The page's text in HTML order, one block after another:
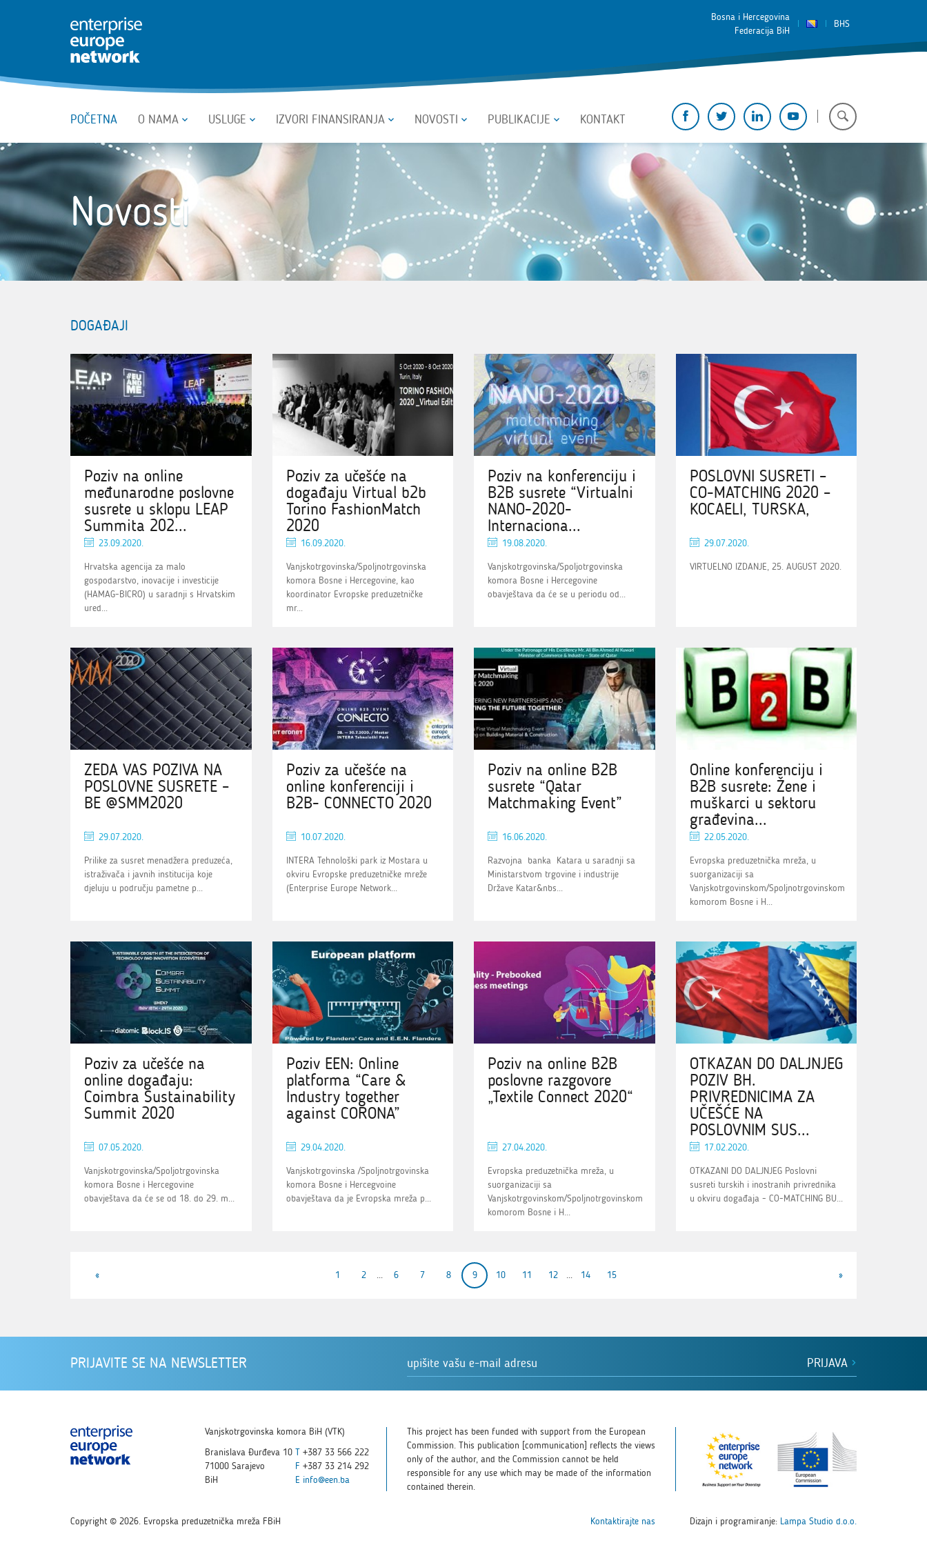
Bosna i Hercegovina
Federacija BiH
BHS
POČETNA O NAMA USLUGE IZVORI FINANSIRANJA NOVOSTI PUBLIKACIJE KONTAKT
Novosti
DOGAĐAJI
Poziv na online
međunarodne poslovne
susrete u sklopu LEAP
Summita 202...
23.09.2020.
Hrvatska agencija za malo
gospodarstvo, inovacije i investicije
(HAMAG-BICRO) u saradnji s Hrvatskim
ured...
Poziv za učešće na
događaju Virtual b2b
Torino FashionMatch
2020
16.09.2020.
Vanjskotrgovinska/Spoljnotrgovinska
komora Bosne i Hercegovine, kao
koordinator Evropske preduzetničke
mr...
Poziv na konferenciju i
B2B susrete “Virtualni
NANO-2020-
Internaciona...
19.08.2020.
Vanjskotrgovinska/Spoljotrgovinska
komora Bosne i Hercegovine
obavještava da će se u periodu od...
POSLOVNI SUSRETI –
CO-MATCHING 2020 –
KOCAELI, TURSKA,
29.07.2020.
VIRTUELNO IZDANJE, 25. AUGUST 2020.
ZEDA VAS POZIVA NA
POSLOVNE SUSRETE –
BE @SMM2020
29.07.2020.
Prilike za susret menadžera preduzeća,
istraživača i javnih institucija koje
djeluju u području pametne p...
Poziv za učešće na
online konferenciji i
B2B- CONNECTO 2020
10.07.2020.
INTERA Tehnološki park iz Mostara u
okviru Evropske preduzetničke mreže
(Enterprise Europe Network...
Poziv na online B2B
susrete “Qatar
Matchmaking Event”
16.06.2020.
Razvojna banka Katara u saradnji sa
Ministarstvom trgovine i industrije
Države Katar&nbs...
Online konferenciju i
B2B susrete: Žene i
muškarci u sektoru
građevina...
22.05.2020.
Evropska preduzetnička mreža, u
suorganizaciji sa
Vanjskotrgovinskom/Spoljnotrgovinskom
komorom Bosne i H...
Poziv za učešće na
online događaju:
Coimbra Sustainability
Summit 2020
07.05.2020.
Vanjskotrgovinska/Spoljotrgovinska
komora Bosne i Hercegovine
obavještava da će se od 18. do 29. m...
Poziv EEN: Online
platforma “Care &
Industry together
against CORONA”
29.04.2020.
Vanjskotrgovinska /Spoljnotrgovinska
komora Bosne i Hercegvoine
obavještava da je Evropska mreža p...
Poziv na online B2B
poslovne razgovore
„Textile Connect 2020“
27.04.2020.
Evropska preduzetnička mreža, u
suorganizaciji sa
Vanjskotrgovinskom/Spoljnotrgovinskom
komorom Bosne i H...
OTKAZAN DO DALJNJEG
POZIV BH.
PRIVREDNICIMA ZA
UČEŠĆE NA
POSLOVNIM SUS...
17.02.2020.
OTKAZANI DO DALJNJEG Poslovni
susreti turskih i inostranih privrednika
u okviru događaja - CO-MATCHING BU...
« 1 2 ... 6 7 8 9 10 11 12 ... 14 15 »
PRIJAVITE SE NA NEWSLETTER PRIJAVA
Vanjskotrgovinska komora BiH (VTK)
Branislava Đurđeva 10 T +387 33 566 222
71000 Sarajevo
F +387 33 214 292
BiH
E info@een.ba
This project has been funded with support from the European
Commission. This publication [communication] reflects the views
only of the author, and the Commission cannot be held
responsible for any use which may be made of the information
contained therein.
Copyright © 2026. Evropska preduzetnička mreža FBiH Kontaktirajte nas Dizajn i programiranje: Lampa Studio d.o.o.